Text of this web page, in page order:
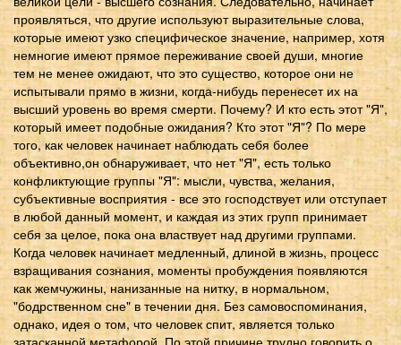
проявляться, что другие используют выразительные слова,
которые имеют узко специфическое значение, например, хотя
немногие имеют прямое переживание своей души, многие
тем не менее ожидают, что это существо, которое они не
испытывали прямо в жизни, когда-нибудь перенесет их на
высший уровень во время смерти. Почему? И кто есть этот "Я",
который имеет подобные ожидания? Кто этот "Я"? По мере
того, как человек начинает наблюдать себя более
объективно,он обнаруживает, что нет "Я", есть только
конфликтующие группы "Я": мысли, чувства, желания,
субъективные восприятия - все это господствует или отступает
в любой данный момент, и каждая из этих групп принимает
себя за целое, пока она властвует над другими группами.
Когда человек начинает медленный, длиной в жизнь, процесс
взращивания сознания, моменты пробуждения появляются
как жемчужины, нанизанные на нитку, в нормальном,
"бодрственном сне" в течении дня. Без самовоспоминания,
однако, идея о том, что человек спит, является только
затасканной метафорой. По этой причине трудно говорить о